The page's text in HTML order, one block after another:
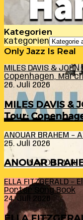
Kategorien
Kategorien
Only Jazz Is Real
MILES DAVIS &
Copenhagen,
26. Juli 2026
MILES DAVIS &
Tour:
ANOUAR BRAHEM
25. Juli 2026
ANOUAR
ELLA FITZGERALD
Porter Song Book
24. Juli 2026